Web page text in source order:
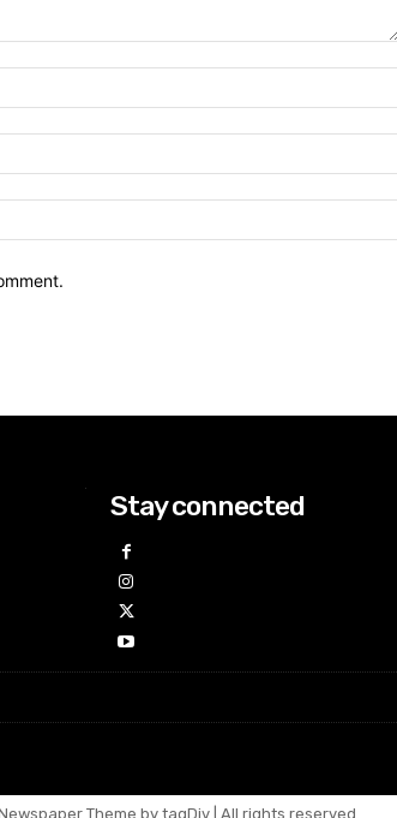
Stay connected
Theme by tagDiv | All rights reserved.